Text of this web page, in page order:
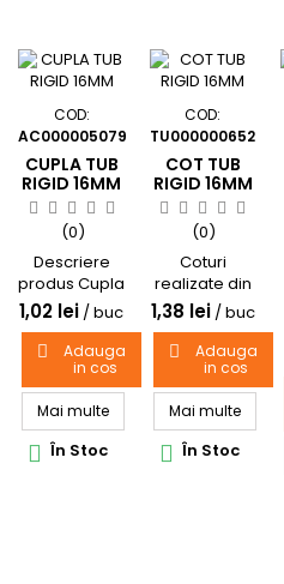
COD:
AC000005079
CUPLA TUB
RIGID 16MM
(0)
Descriere
produs Cupla
imbinare tub
rigid
Ø=16mm
Culoare: gri
Diametru
(mm): 16
1,02 lei / buc

Adauga
in cos
Mai multe
 În Stoc
COD:
TU000000652
COT TUB
RIGID 16MM
(0)
Coturi
realizate din
PVC rigid
pentru
conectarea
tubulaturilor
in trasee
electrice cu
diamtru de 16
mm
1,38 lei / buc

Adauga
in cos
Mai multe
 În Stoc